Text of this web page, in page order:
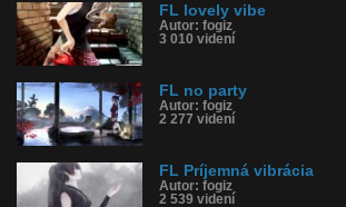
Tagy: beat, synth, snare, sample, hudba, loops,
História sledovanosti videa:
FL lovely vibe
Autor: fogiz
3 010 videní
FL no party
Autor: fogiz
2 277 videní
FL Príjemná vibrácia
Autor: fogiz
2 539 videní